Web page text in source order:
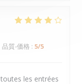
品質-価格 : 5/5
les entrées